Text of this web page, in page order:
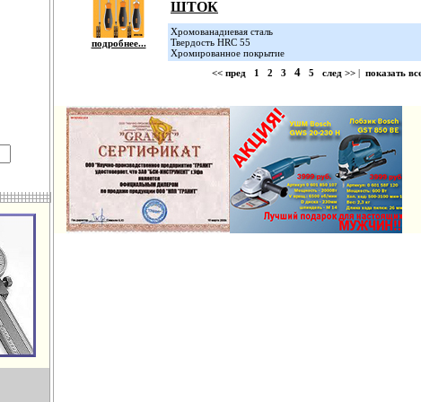
подробнее...
ШТОК
Хромованадиевая сталь
Твердость HRC 55
Хромированное покрытие
<< пред
1 2 3 4 5 след >>| показать